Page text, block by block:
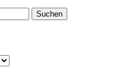
Suchen